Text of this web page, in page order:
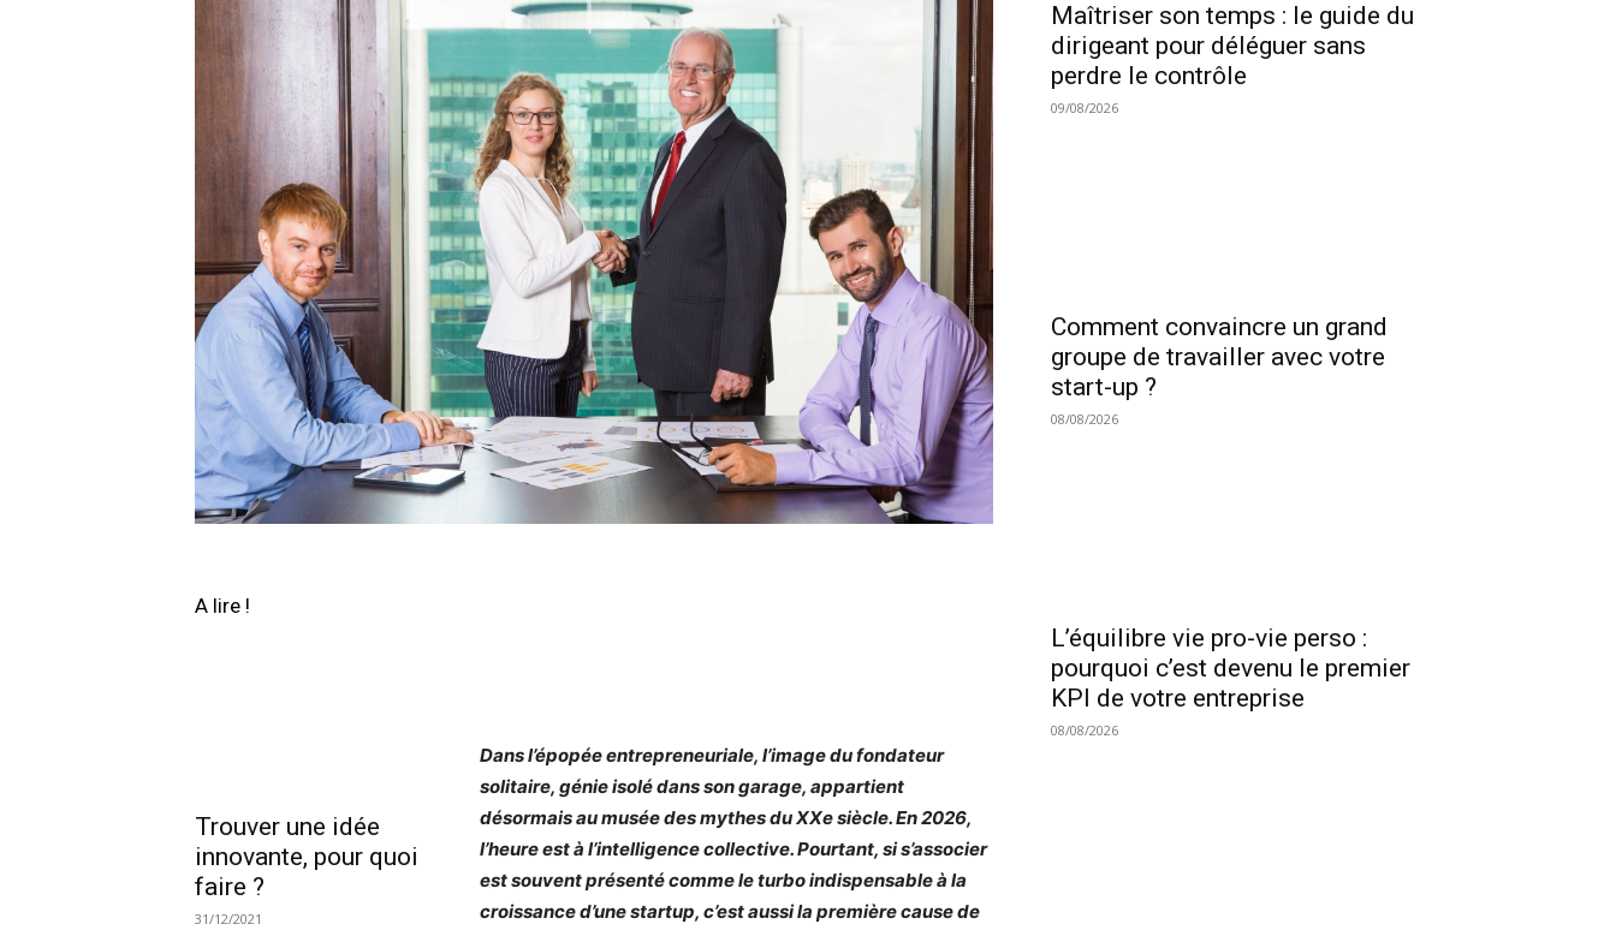
A lire !
Trouver une idée
innovante, pour quoi
faire ?
31/12/2021
Dans l’épopée entrepreneuriale, l’image du fondateur
solitaire, génie isolé dans son garage, appartient
désormais au musée des mythes du XXe siècle. En 2026,
l’heure est à l’intelligence collective. Pourtant, si s’associer
est souvent présenté comme le turbo indispensable à la
croissance d’une startup, c’est aussi la première cause de
Maîtriser son temps : le guide du
dirigeant pour déléguer sans
perdre le contrôle
09/08/2026
Comment convaincre un grand
groupe de travailler avec votre
start-up ?
08/08/2026
L’équilibre vie pro-vie perso :
pourquoi c’est devenu le premier
KPI de votre entreprise
08/08/2026